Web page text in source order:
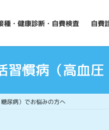
種・健康診断・自費検査 自費
習慣病（高血
尿病）でお悩みの方へ